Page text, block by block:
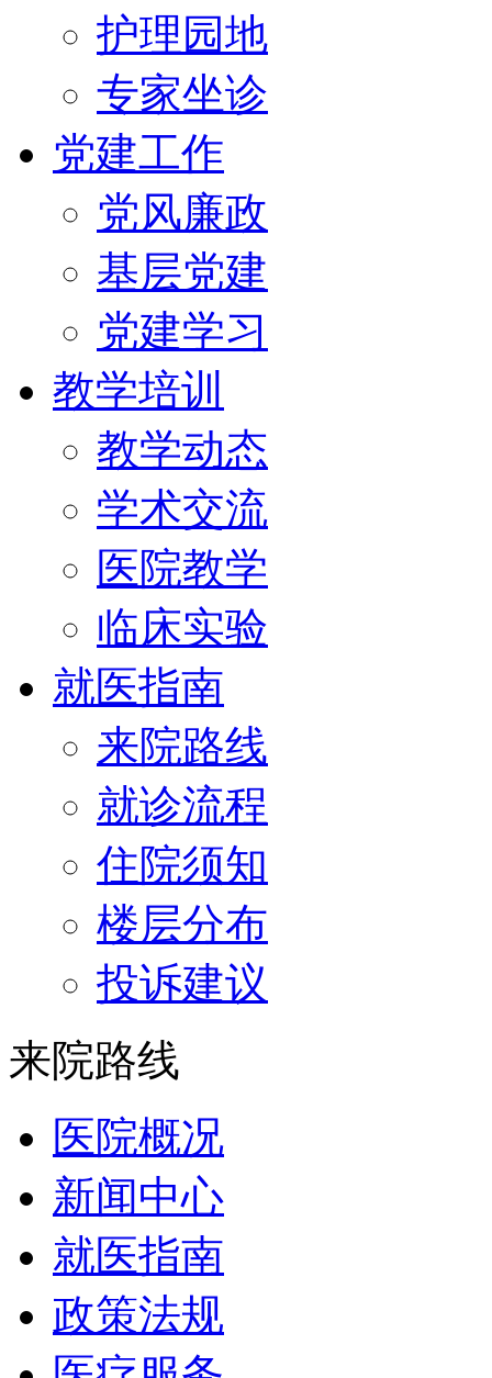
护理园地
专家坐诊
党建工作
党风廉政
基层党建
党建学习
教学培训
教学动态
学术交流
医院教学
临床实验
就医指南
来院路线
就诊流程
住院须知
楼层分布
投诉建议
来院路线
医院概况
新闻中心
就医指南
政策法规